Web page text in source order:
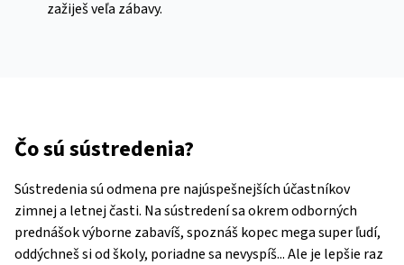
zažiješ veľa zábavy.
Čo sú sústredenia?
Sústredenia sú odmena pre najúspešnejších účastníkov
zimnej a letnej časti. Na sústredení sa okrem odborných
prednášok výborne zabavíš, spoznáš kopec mega super ľudí,
oddýchneš si od školy, poriadne sa nevyspíš... Ale je lepšie raz